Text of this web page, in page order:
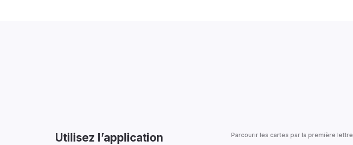
Utilisez l’application Parcourir les cartes par la première lettre